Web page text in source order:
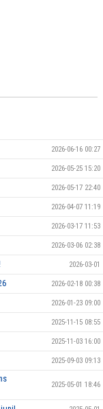
2026-06-16 00:27
2026-05-25 15:20
2026-05-17 22:40
2026-04-07 11:19
2026-03-17 11:53
2026-03-06 02:38
2026-03-01
2026-02-18 00:38
2026-01-23 09:00
2025-11-15 08:55
2025-11-03 16:00
2025-09-03 09:13
2025-05-01 18:46